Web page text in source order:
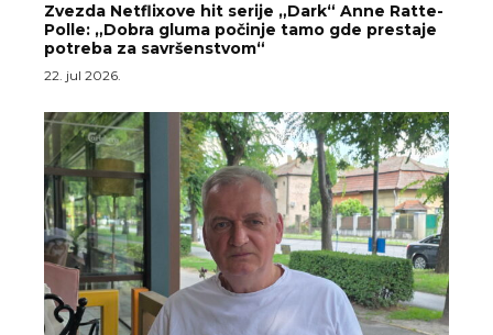
Zvezda Netflixove hit serije „Dark“ Anne Ratte-
Polle: „Dobra gluma počinje tamo gde prestaje
potreba za savršenstvom“
22. jul 2026.